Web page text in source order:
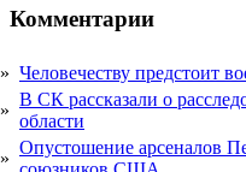
Комментарии
» Человечеству предстоит
»
В СК рассказали о
области
»
Опустошение арсеналов